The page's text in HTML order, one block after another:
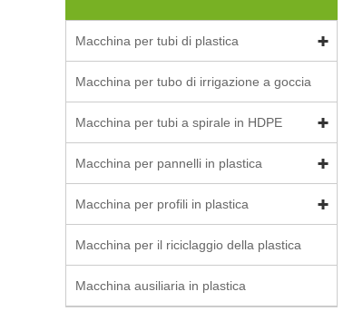
Macchina per tubi di plastica
Macchina per tubo di irrigazione a goccia
Macchina per tubi a spirale in HDPE
Macchina per pannelli in plastica
Macchina per profili in plastica
Macchina per il riciclaggio della plastica
Macchina ausiliaria in plastica